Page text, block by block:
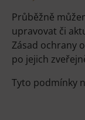
Průběžně
upravovat či
Zásad ochrany
po jejich
Tyto podmínky